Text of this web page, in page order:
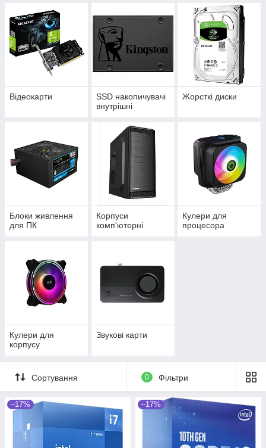
Відеокарти
SSD накопичувачі
внутрішні
Жорсткі диски
Блоки живлення
для ПК
Корпуси
комп'ютерні
Кулери для
процесора
Кулери для
корпусу
Звукові карти
Сортування 0 Фільтри
–17% –17%